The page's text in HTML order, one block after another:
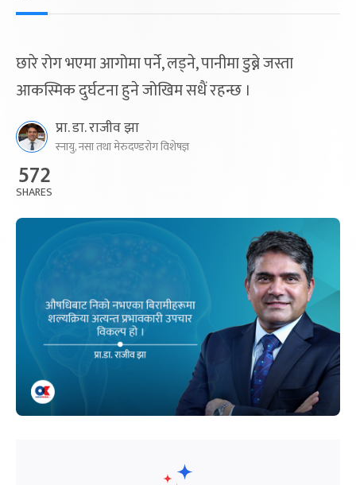
छारे रोग भएमा आगोमा पर्ने, लड्ने, पानीमा डुब्ने जस्ता
आकस्मिक दुर्घटना हुने जोखिम सधैं रहन्छ ।
प्रा. डा. राजीव झा
स्नायु, नसा तथा मेरुदण्डरोग विशेषज्ञ
572
SHARES